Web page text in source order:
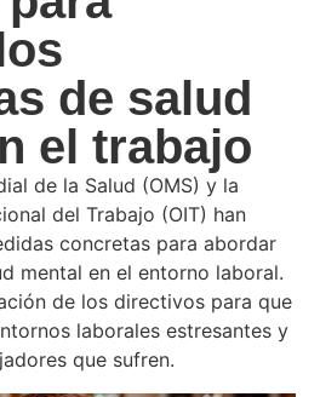
de salud
el trabajo
de la Salud (OMS) y la
del Trabajo (OIT) han
concretas para abordar
mental en el entorno laboral.
de los directivos para que
laborales estresantes y
que sufren.